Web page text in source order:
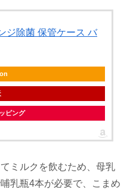
ジ除菌 保管ケース バ
ピング
ミルクを飲むため、母乳
乳瓶4本が必要で、こまめ